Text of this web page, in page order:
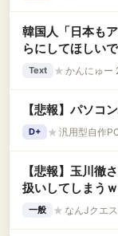
韓国人「日本も
らにしてほしいで
Text ★ かんにゅ
【悲報】パソコ
D+ ★ 汎用型自作
【悲報】玉川徹
扱いしてしまう
一般 ★ なんJクエ